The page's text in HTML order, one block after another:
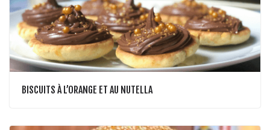
BISCUITS À L’ORANGE ET AU NUTELLA